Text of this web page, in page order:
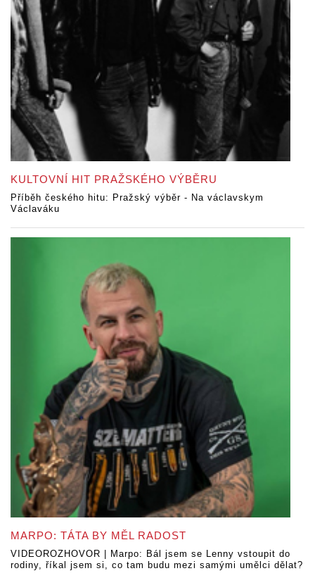
KULTOVNÍ HIT PRAŽSKÉHO VÝBĚRU
Příběh českého hitu: Pražský výběr - Na václavskym
Václaváku
MARPO: TÁTA BY MĚL RADOST
VIDEOROZHOVOR | Marpo: Bál jsem se Lenny vstoupit do
rodiny, říkal jsem si, co tam budu mezi samými umělci dělat?